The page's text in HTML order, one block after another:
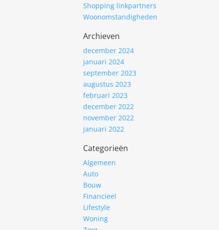
Shopping linkpartners
Woonomstandigheden
Archieven
december 2024
januari 2024
september 2023
augustus 2023
februari 2023
december 2022
november 2022
januari 2022
Categorieën
Algemeen
Auto
Bouw
Financieel
Lifestyle
Woning